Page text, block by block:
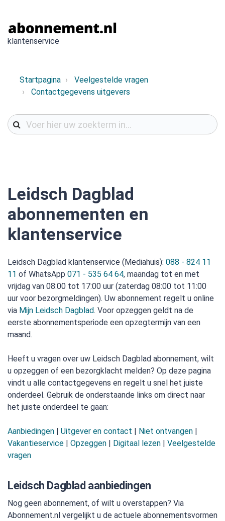
klantenservice
Startpagina
Veelgestelde vragen
Contactgegevens uitgevers
Leidsch Dagblad
abonnementen en
klantenservice
Leidsch Dagblad klantenservice (Mediahuis): 088 - 824 11
11 of WhatsApp 071 - 535 64 64, maandag tot en met
vrijdag van 08:00 tot 17:00 uur (zaterdag 08:00 tot 11:00
uur voor bezorgmeldingen). Uw abonnement regelt u online
via Mijn Leidsch Dagblad. Voor opzeggen geldt na de
eerste abonnementsperiode een opzegtermijn van een
maand.
Heeft u vragen over uw Leidsch Dagblad abonnement, wilt
u opzeggen of een bezorgklacht melden? Op deze pagina
vindt u alle contactgegevens en regelt u snel het juiste
onderdeel. Gebruik de onderstaande links om direct naar
het juiste onderdeel te gaan:
Aanbiedingen | Uitgever en contact | Niet ontvangen |
Vakantieservice | Opzeggen | Digitaal lezen | Veelgestelde
vragen
Leidsch Dagblad aanbiedingen
Nog geen abonnement, of wilt u overstappen? Via
Abonnement.nl vergelijkt u de actuele abonnementsvormen